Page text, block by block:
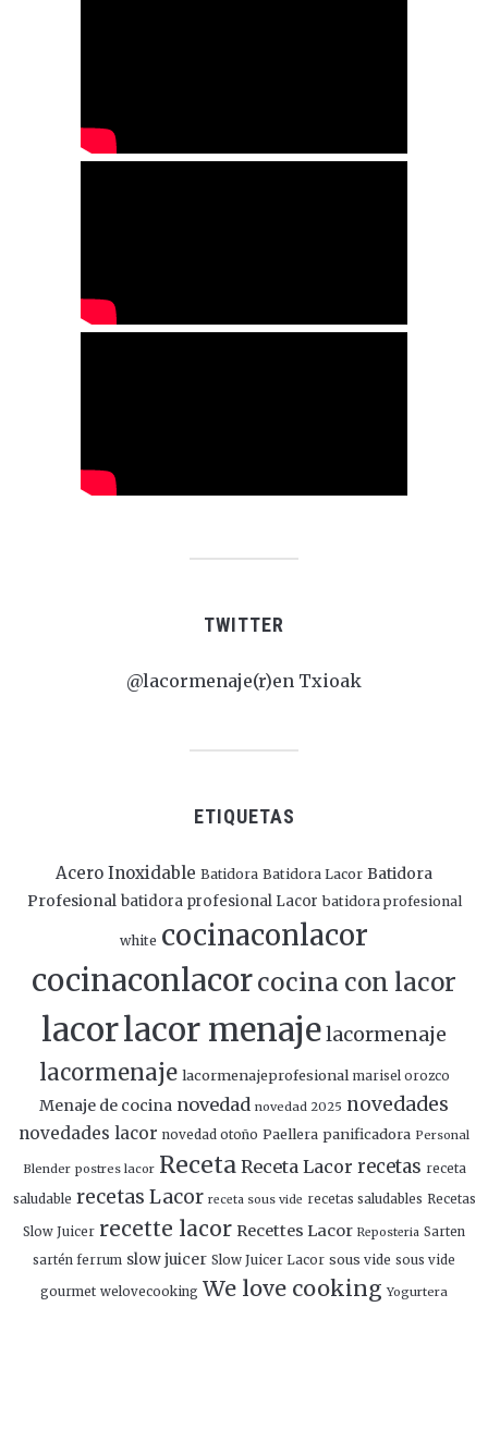
TWITTER
@lacormenaje(r)en Txioak
ETIQUETAS
Acero Inoxidable Batidora Batidora Lacor Batidora
Profesional batidora profesional Lacor batidora profesional
white cocinaconlacor
cocinaconlacorcocina con lacor
lacorlacor menajelacormenaje
lacormenaje lacormenajeprofesional marisel orozco
Menaje de cocina novedad novedad 2025 novedades
novedades lacor novedad otoño Paellera panificadora Personal
Blender postres lacor Receta Receta Lacor recetas receta
saludable recetas Lacor receta sous vide recetas saludables Recetas
Slow Juicer recette lacor Recettes Lacor Reposteria Sarten
sartén ferrum slow juicer Slow Juicer Lacor sous vide sous vide
gourmet welovecooking We love cooking Yogurtera